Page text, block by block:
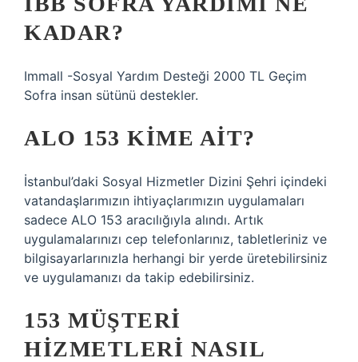
KADAR?
Immall -Sosyal Yardım Desteği 2000 TL Geçim
Sofra insan sütünü destekler.
ALO 153 KIME AIT?
İstanbul’daki Sosyal Hizmetler Dizini Şehri içindeki
vatandaşlarımızın ihtiyaçlarımızın uygulamaları
sadece ALO 153 aracılığıyla alındı. Artık
uygulamalarınızı cep telefonlarınız, tabletleriniz ve
bilgisayarlarınızla herhangi bir yerde üretebilirsiniz
ve uygulamanızı da takip edebilirsiniz.
153 MÜŞTERI
HIZMETLERI NASIL